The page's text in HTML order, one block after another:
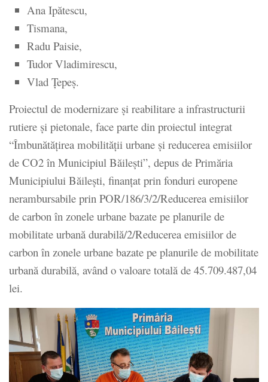
Ana Ipătescu,
Tismana,
Radu Paisie,
Tudor Vladimirescu,
Vlad Ţepeş.
Proiectul de modernizare și reabilitare a infrastructurii
rutiere și pietonale, face parte din proiectul integrat
“Îmbunătățirea mobilității urbane și reducerea emisiilor
de CO2 în Municipiul Băilești”, depus de Primăria
Municipiului Băilești, finanțat prin fonduri europene
nerambursabile prin POR/186/3/2/Reducerea emisiilor
de carbon în zonele urbane bazate pe planurile de
mobilitate urbană durabilă/2/Reducerea emisiilor de
carbon în zonele urbane bazate pe planurile de mobilitate
urbană durabilă, având o valoare totală de 45.709.487,04
lei.